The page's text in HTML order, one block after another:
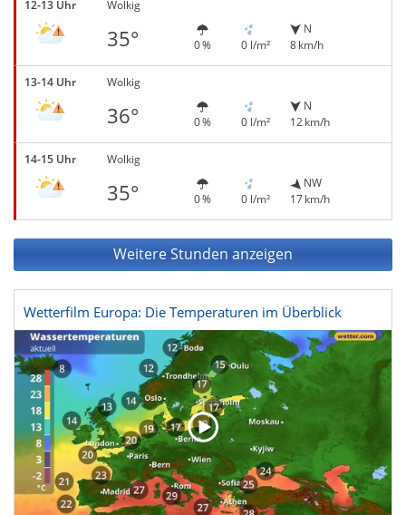
12-13 Uhr Wolkig
35° 0 % 0 l/m²
N
8 km/h
13-14 Uhr Wolkig
36° 0 % 0 l/m²
N
12 km/h
14-15 Uhr Wolkig
35° 0 % 0 l/m²
NW
17 km/h
Weitere Stunden anzeigen
Wetterfilm Europa: Die Temperaturen im Überblick